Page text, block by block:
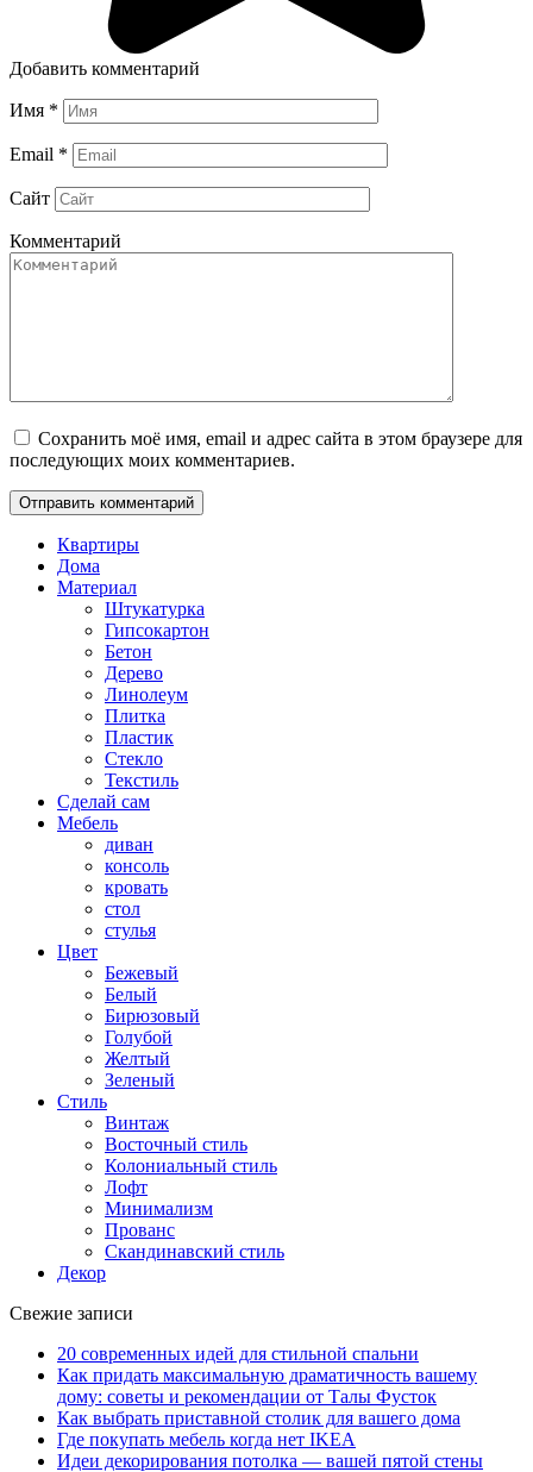
Добавить комментарий
Имя *
Email *
Сайт
Комментарий
Сохранить моё имя, email и адрес сайта в этом браузере для
последующих моих комментариев.
Квартиры
Дома
Материал
Штукатурка
Гипсокартон
Бетон
Дерево
Линолеум
Плитка
Пластик
Стекло
Текстиль
Сделай сам
Мебель
диван
консоль
кровать
стол
стулья
Цвет
Бежевый
Белый
Бирюзовый
Голубой
Желтый
Зеленый
Стиль
Винтаж
Восточный стиль
Колониальный стиль
Лофт
Минимализм
Прованс
Скандинавский стиль
Декор
Свежие записи
20 современных идей для стильной спальни
Как придать максимальную драматичность вашему
дому: советы и рекомендации от Талы Фусток
Как выбрать приставной столик для вашего дома
Где покупать мебель когда нет IKEA
Идеи декорирования потолка — вашей пятой стены